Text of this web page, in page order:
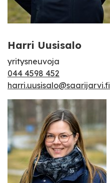
Harri Uusisalo
yritysneuvoja
044 4598 452
harri.uusisalo@saarijarvi.fi